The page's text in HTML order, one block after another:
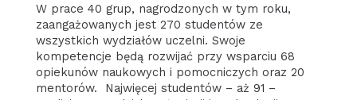
W prace 40 grup, nagrodzonych w tym roku,
zaangażowanych jest 270 studentów ze
wszystkich wydziałów uczelni. Swoje
kompetencje będą rozwijać przy wsparciu 68
opiekunów naukowych i pomocniczych oraz 20
mentorów. Najwięcej studentów – aż 91 –